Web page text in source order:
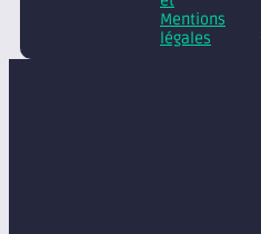
Mentions
légales